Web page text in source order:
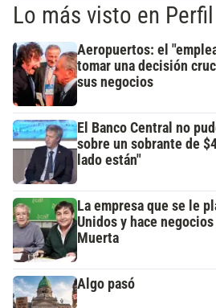
Lo más visto en Perfil
Aeropuertos: el
tomar una decisión
sus negocios
El Banco Central no
sobre un sobrante de
lado están"
La empresa que se le
Unidos y hace
Muerta
Algo pasó